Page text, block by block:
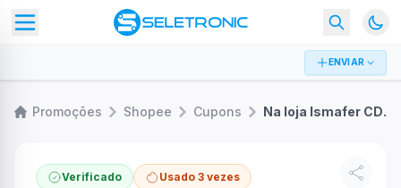
ENVIAR
Promoções Shopee Cupons Na loja Ismafer CD05 2% OFF na loja toda
Verificado Usado 3 vezes